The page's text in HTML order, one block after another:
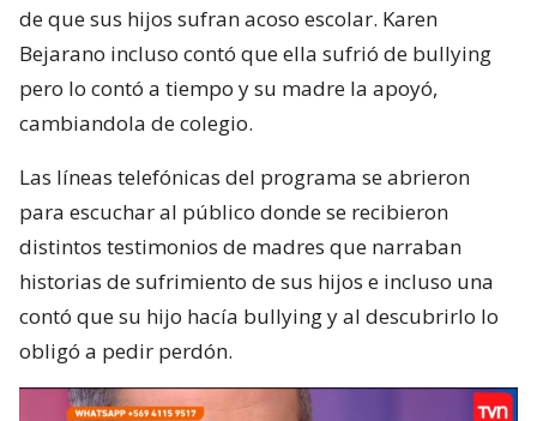
de que sus hijos sufran acoso escolar. Karen
Bejarano incluso contó que ella sufrió de bullying
pero lo contó a tiempo y su madre la apoyó,
cambiandola de colegio.
Las líneas telefónicas del programa se abrieron
para escuchar al público donde se recibieron
distintos testimonios de madres que narraban
historias de sufrimiento de sus hijos e incluso una
contó que su hijo hacía bullying y al descubrirlo lo
obligó a pedir perdón.